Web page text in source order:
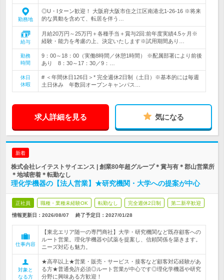
勤務地
◎U・Iターン歓迎！ 大阪府大阪市住之江区南港北1-26-16 ※将来
的な異動を含めて、転居を伴う…
給与
月給20万円～25万円＋各種手当＋賞与2回:前年度実績4.5ヶ月※
経験・能力を考慮の上、決定いたします※試用期間あり…
勤務
時間
9：00～18：00（実働8時間／休憩1時間） ※配属部署により前後
あり 8：30～17：30／9：…
休日
休暇
# ＜年間休日126日＞* 完全週休2日制（土日）※基本的には毎週
土日休み 年数回オープンキャンパス…
求人詳細を見る 気になる
新着
株式会社レイテストサイエンス | 創業80年超グループ＊賞与有＊郡山営業所
＊地域密着＊転勤なし
理化学機器の【法人営業】★研究機関・大学への提案が中心
正社員 職種・業種未経験OK 転勤なし 完全週休2日制 第二新卒歓迎
情報更新日：2026/08/07 終了予定日： 2027/01/28
仕事内容
【東北エリア随一の専門商社】大学・研究機関など既存顧客への
ルート営業。理化学機器や試薬を提案し、信頼関係を築きます。
ニーズ対応も魅力。
対象と
なる方
★高卒以上★営業・販売・サービス・接客など顧客対応経験があ
る方★普通免許必須◎ルート営業が中心です◎理化学機器や研究
分野に興味ある方歓迎！